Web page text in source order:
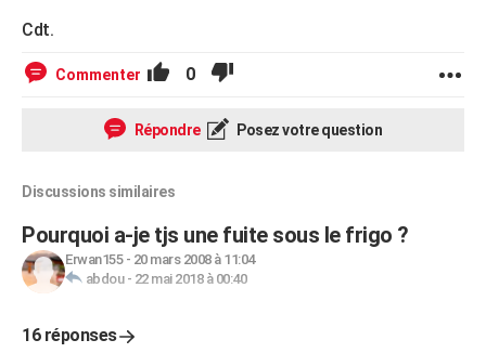
Cdt.
Commenter 0
Répondre Posez votre question
Discussions similaires
Pourquoi a-je tjs une fuite sous le frigo ?
Erwan155- 20 mars 2008 à 11:04
abdou- 22 mai 2018 à 00:40
16 réponses